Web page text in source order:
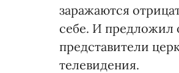
заражаются
себе. И предложил
представители
телевидения.